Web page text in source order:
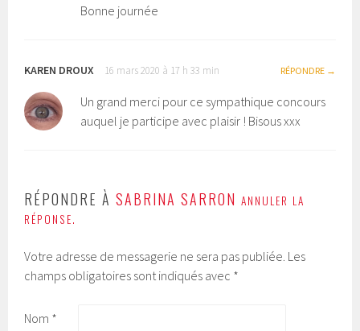
Bonne journée
KAREN DROUX 16 mars 2020 à 17 h 33 min RÉPONDRE
Un grand merci pour ce sympathique concours
auquel je participe avec plaisir ! Bisous xxx
RÉPONDRE ÀSABRINA SARRON ANNULER LA
RÉPONSE.
Votre adresse de messagerie ne sera pas publiée. Les
champs obligatoires sont indiqués avec *
Nom *